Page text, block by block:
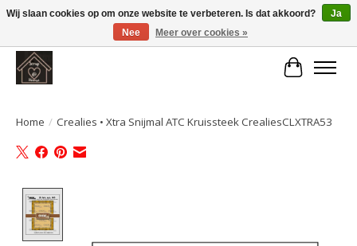
Large selection of products and fast shipping!
Home / Crealies • Xtra Snijmal ATC Kruissteek CrealiesCLXTRA53
Wij slaan cookies op om onze website te verbeteren. Is dat akkoord?
Ja
Nee
Meer over cookies »